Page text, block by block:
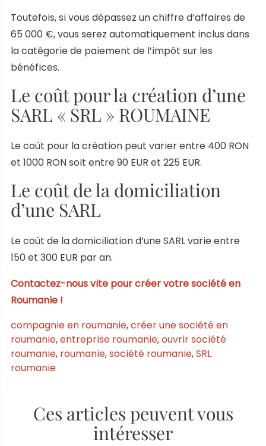
Toutefois, si vous dépassez un chiffre d’affaires de
65 000 €, vous serez automatiquement inclus dans
la catégorie de paiement de l’impôt sur les
bénéfices.
Le coût pour la création d’une
SARL « SRL » ROUMAINE
Le coût pour la création peut varier entre 400 RON
et 1000 RON soit entre 90 EUR et 225 EUR.
Le coût de la domiciliation
d’une SARL
Le coût de la domiciliation d’une SARL varie entre
150 et 300 EUR par an.
Contactez-nous vite pour créer votre société en
Roumanie !
compagnie en roumanie,créer une société en
roumanie,entreprise roumanie,ouvrir société
roumanie, roumanie,société roumanie,SRL
roumanie
Ces articles peuvent vous
intéresser